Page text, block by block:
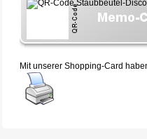
Mit unserer Shopping-Card